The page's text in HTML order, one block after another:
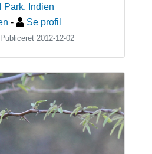
Park, Indien
- Se profil
2012-12-02